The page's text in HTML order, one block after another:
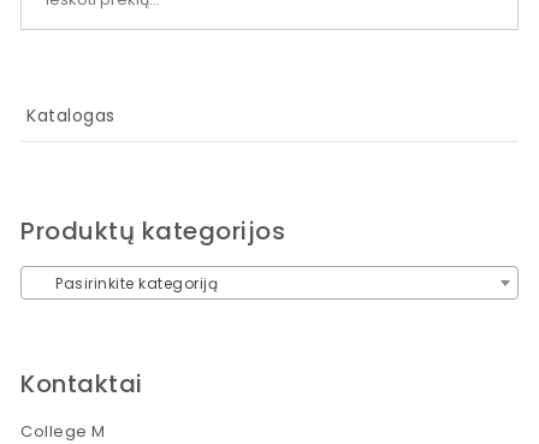
Katalogas
Produktų kategorijos
Pasirinkite kategoriją
Kontaktai
College M